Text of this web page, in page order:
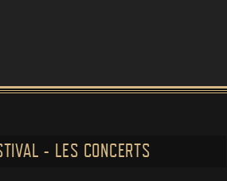
- LES CONCERTS